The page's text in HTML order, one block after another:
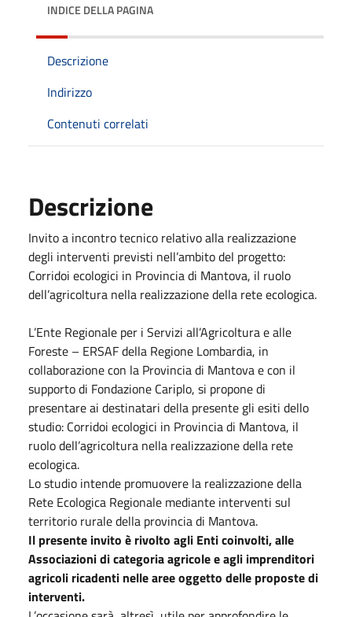
INDICE DELLA PAGINA
Descrizione
Indirizzo
Contenuti correlati
Descrizione
Invito a incontro tecnico relativo alla realizzazione
degli interventi previsti nell’ambito del progetto:
Corridoi ecologici in Provincia di Mantova, il ruolo
dell’agricoltura nella realizzazione della rete ecologica.
L’Ente Regionale per i Servizi all’Agricoltura e alle
Foreste – ERSAF della Regione Lombardia, in
collaborazione con la Provincia di Mantova e con il
supporto di Fondazione Cariplo, si propone di
presentare ai destinatari della presente gli esiti dello
studio: Corridoi ecologici in Provincia di Mantova, il
ruolo dell’agricoltura nella realizzazione della rete
ecologica.
Lo studio intende promuovere la realizzazione della
Rete Ecologica Regionale mediante interventi sul
territorio rurale della provincia di Mantova.
Il presente invito è rivolto agli Enti coinvolti, alle
Associazioni di categoria agricole e agli imprenditori
agricoli ricadenti nelle aree oggetto delle proposte di
interventi.